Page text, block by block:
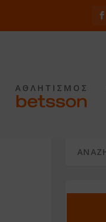
ΑΘΛΗΤΙΣΜΟΣ